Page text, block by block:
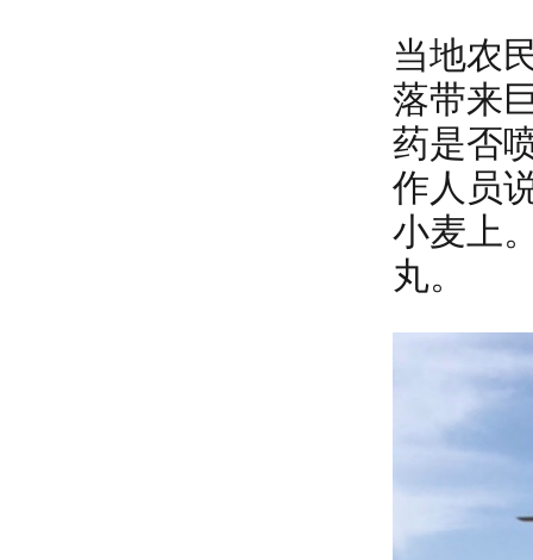
当地农
落带来
药是否
作人员
小麦上
丸。